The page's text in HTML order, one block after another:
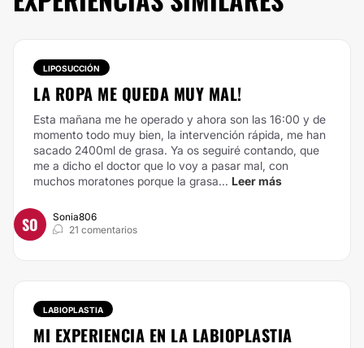
LIPOSUCCIÓN
LA ROPA ME QUEDA MUY MAL!
Esta mañana me he operado y ahora son las 16:00 y de
momento todo muy bien, la intervención rápida, me han
sacado 2400ml de grasa. Ya os seguiré contando, que
me a dicho el doctor que lo voy a pasar mal, con
muchos moratones porque la grasa... Leer más
SO
Sonia806
21 comentarios
LABIOPLASTIA
MI EXPERIENCIA EN LA LABIOPLASTIA